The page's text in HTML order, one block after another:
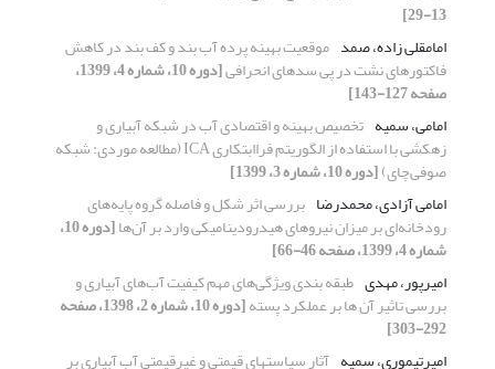
13-29]
امامقلی زاده، صمد موقعیت بهینه پرده آب بند و کف بند در کاهش
فاکتورهای نشت در پی سدهای انحرافی [دوره 10، شماره 4، 1399،
صفحه 127-143]
امامی، سمیه تخصیص بهینه و اقتصادی آب در شبکه آبیاری و
زهکشی با استفاده از الگوریتم فراابتکاری ICA (مطالعه موردی: شبکه
صوفی‌چای)[دوره 10، شماره 3، 1399]
امامی آزادی، محمدرضا بررسی اثر شکل و فاصله گروه پایه‌های
رودخانه‌ای بر میزان نیروهای هیدرودینامیکی وارد بر آن‌ها [دوره 10،
شماره 4، 1399، صفحه 46-66]
امیرپور، مهدی طبقه بندی ویژگی‌های مهم کیفیت آب‌های آبیاری و
بررسی تاثیر آن ها بر عملکرد پسته [دوره 10، شماره 2، 1398، صفحه
292-303]
امیرتیموری، سمیه آثار سیاست‏های قیمتی و غیرقیمتی آب آبیاری بر